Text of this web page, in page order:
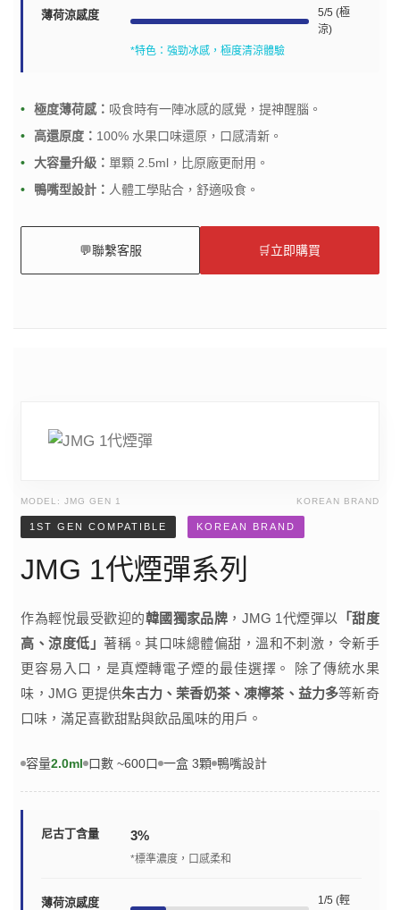
薄荷涼感度
5/5 (極
涼)
*特色：強勁冰感，極度清涼體驗
極度薄荷感： 吸食時有一陣冰感的感覺，提神醒腦。
高還原度： 100% 水果口味還原，口感清新。
大容量升級： 單顆 2.5ml，比原廠更耐用。
鴨嘴型設計： 人體工學貼合，舒適吸食。
💬聯繫客服 🛒立即購買
MODEL: JMG GEN 1 KOREAN BRAND
1ST GEN COMPATIBLE KOREAN BRAND
JMG 1代煙彈系列
作為輕悅最受歡迎的韓國獨家品牌 ，JMG 1代煙彈以
「甜度
高、涼度低」著稱。其口味總體偏甜，溫和不刺激，令新手
更容易入口，是真煙轉電子煙的最佳選擇。 除了傳統水果
味，JMG 更提供朱古力、茉香奶茶、凍檸茶、益力多等新奇
口味，滿足喜歡甜點與飲品風味的用戶。
容量2.0ml 口數 ~600口 一盒 3顆 鴨嘴設計
尼古丁含量 3%
*標準濃度，口感柔和
薄荷涼感度
1/5 (輕